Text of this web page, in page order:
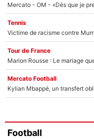
Tennis
Tour de France
Marion Rousse : Le mariage
Mercato Football
Kylian Mbappé, un transfert
Football